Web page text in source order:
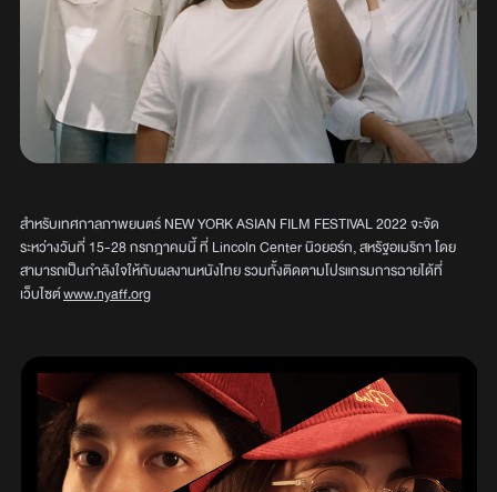
สำหรับเทศกาลภาพยนตร์ NEW YORK ASIAN FILM FESTIVAL 2022 จะจัด
ระหว่างวันที่ 15-28 กรกฎาคมนี้ ที่ Lincoln Center นิวยอร์ก, สหรัฐอเมริกา โดย
สามารถเป็นกำลังใจให้กับผลงานหนังไทย รวมทั้งติดตามโปรแกรมการฉายได้ที่
เว็บไซต์www.nyaff.org